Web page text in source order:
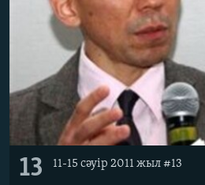
13 11-15 сәуір 2011 жыл #13